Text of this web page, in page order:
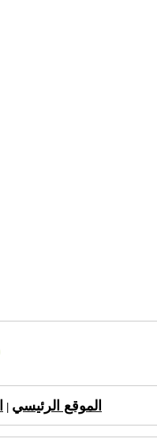
الموقع الرئيسي